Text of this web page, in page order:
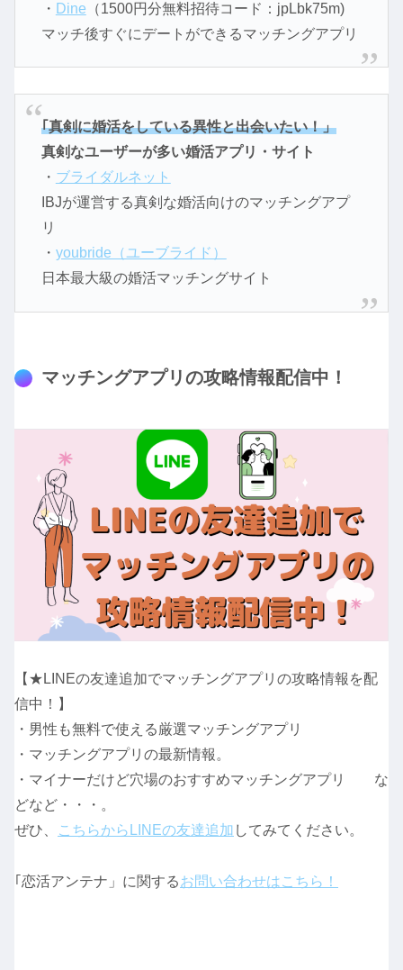
・ Dine （1500円分無料招待コード：jpLbk75m)
マッチ後すぐにデートができるマッチングアプリ
｢真剣に婚活をしている異性と出会いたい！」
真剣なユーザーが多い婚活アプリ・サイト
・ ブライダルネット
IBJが運営する真剣な婚活向けのマッチングアプ
リ
・ youbride（ユーブライド）
日本最大級の婚活マッチングサイト
マッチングアプリの攻略情報配信中！
【★LINEの友達追加でマッチングアプリの攻略情報を配
信中！】
・男性も無料で使える厳選マッチングアプリ
・マッチングアプリの最新情報。
・マイナーだけど穴場のおすすめマッチングアプリ な
どなど・・・。
ぜひ、
こちらからLINEの友達追加 してみてください。
｢恋活アンテナ」に関するお問い合わせはこちら！